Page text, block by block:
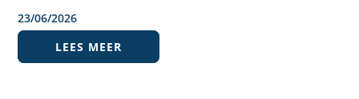
23/06/2026
LEES MEER